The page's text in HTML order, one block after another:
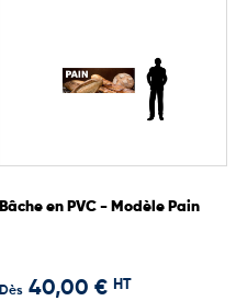
Bâche en PVC - Modèle Pain
Dès 40,00 € HT